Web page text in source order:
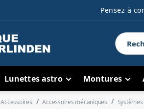
Pensez à
Lunettes astro Montures
Accessoires Accessoires mécaniques